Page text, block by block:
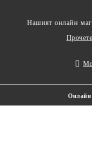
Нашият онлайн
Онлайн